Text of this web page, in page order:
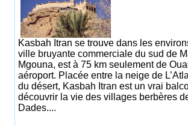
Kasbah Itran se trouve dans les
ville bruyante commerciale du sud de
Mgouna, est à 75 km seulement de
aéroport. Placée entre la neige de
du désert, Kasbah Itran est un vrai
découvrir la vie des villages berbères
Dades....